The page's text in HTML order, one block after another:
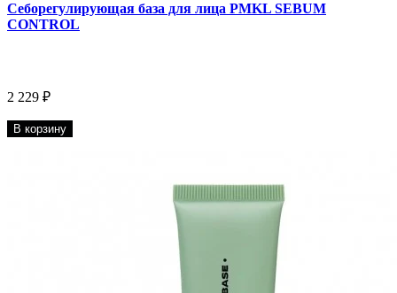
Себорегулирующая база для лица PMKL SEBUM
CONTROL
2 229 ₽
В корзину